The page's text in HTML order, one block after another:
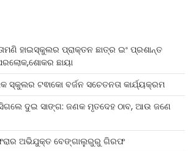
ହାଇସ୍କୁଲର ପ୍ରାକ୍ତନ ଛାତ୍ର ଇଂ ପ୍ରଶାନ୍ତ
ଛାୟା
ଟଵାକୋ ବର୍ଜନ ସଚେତନତା କାର୍ଯ୍ୟକ୍ରମ
ଦୁଇ ସାଙ୍ଗ: ଜଣକ ମୃତଦେହ ଠାବ, ଆଉ ଜଣେ
ଅଭିଯୁକ୍ତ ବେଙ୍ଗାଲୁରୁରୁ ଗିରଫ